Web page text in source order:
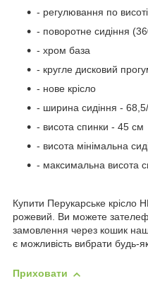
- регулювання по
- поворотне сидіння
- хром база
- кругле дисковий
- нове крісло
- ширина сидіння -
- висота спинки - 45 см
- висота мінімальна
- максимальна висота
Купити Перукарське крісло
рожевий. Ви можете
замовлення через кошик
є можливість вибрати будь-
Приховати